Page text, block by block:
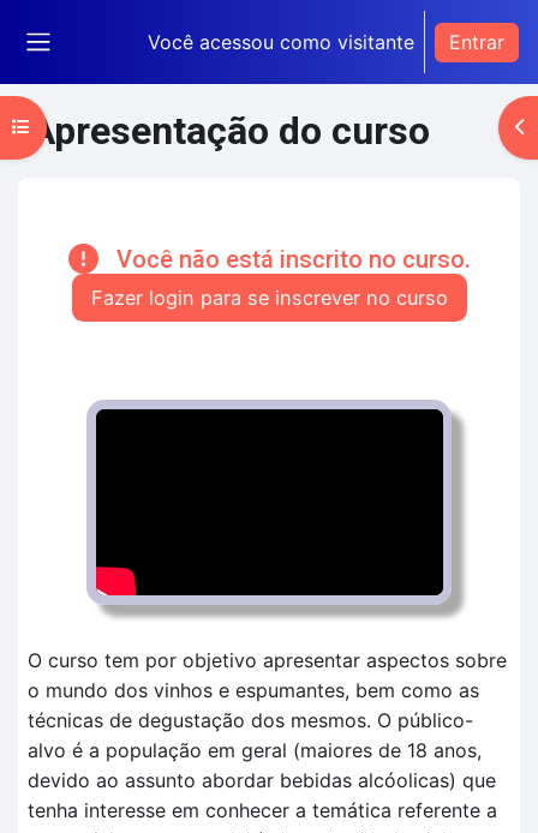
Você acessou como visitante Entrar
Apresentação do curso
Você não está inscrito no curso.
Fazer login para se inscrever no curso
Abrir índice do curso
Contorno da seção
O curso tem por objetivo apresentar aspectos sobre
o mundo dos vinhos e espumantes, bem como as
técnicas de degustação dos mesmos. O público-
alvo é a população em geral (maiores de 18 anos,
devido ao assunto abordar bebidas alcóolicas) que
tenha interesse em conhecer a temática referente a